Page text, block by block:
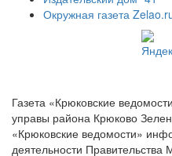
Окружная газета
Газета «Крюковские
управы района Крюково
«Крюковские ведомости»
деятельности